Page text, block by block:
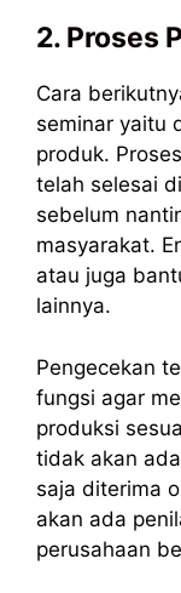
2. Proses
Cara
seminar yaitu
produk.
telah selesai
sebelum
masyarakat.
atau juga
lainnya.
Pengecekan
fungsi agar
produksi
tidak akan
saja diterima
akan ada
perusahaan